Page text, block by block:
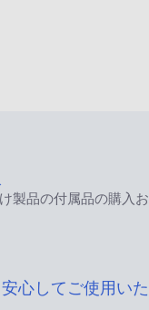
製品の付属品の購入
心してご使用い